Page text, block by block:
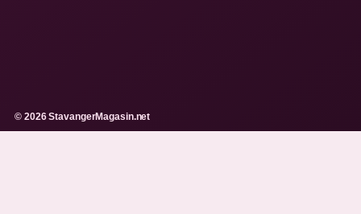
© 2026 StavangerMagasin.net